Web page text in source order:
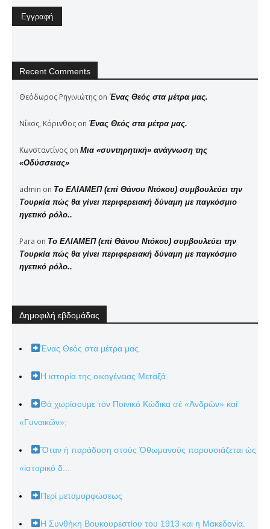
Recent Comments
Θεόδωρος Ρηγινιώτης on Ένας Θεός στα μέτρα μας.
Νίκος, Κόρινθος on Ένας Θεός στα μέτρα μας.
Κωνσταντίνος on Μια «συντηρητική» ανάγνωση της
«Οδύσσειας»
admin on Το ΕΛΙΑΜΕΠ (επί Θάνου Ντόκου) συμβουλεύει την
Τουρκία πώς θα γίνει περιφερειακή δύναμη με παγκόσμιο
ηγετικό ρόλο..
Para on Το ΕΛΙΑΜΕΠ (επί Θάνου Ντόκου) συμβουλεύει την
Τουρκία πώς θα γίνει περιφερειακή δύναμη με παγκόσμιο
ηγετικό ρόλο..
Δημοφιλή εβδομάδας
Ένας Θεός στα μέτρα μας.
Η ιστορία της οικογένειας Μεταξά.
Θά χωρίσουμε τόν Ποινικό Κώδικα σέ «Ἀνδρῶν» καί
«Γυναικῶν»;
Ὅταν ἡ παράδοση στούς Ὀθωμανούς παρουσιάζεται ὡς
«ἱστορικό δ...
Περί μεταμορφώσεως
Η Συνθήκη Βουκουρεστίου του 1913 και η Μακεδονία.